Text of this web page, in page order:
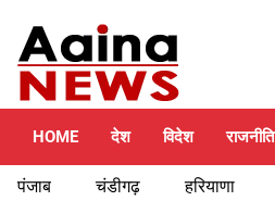
content
HOME देश विदेश राजनीति
पंजाब चंडीगढ़ हरियाणा